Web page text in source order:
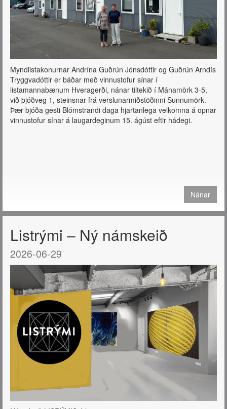
Myndlistakonurnar Andrína Guðrún Jónsdóttir og Guðrún Arndís
Tryggvadóttir er báðar með vinnustofur sínar í
listamannabænum Hveragerði, nánar tiltekið í Mánamörk 3-5,
við þjóðveg 1, steinsnar frá verslunarmiðstöðinni Sunnumörk.
Þær bjóða gesti Blómstrandi daga hjartanlega velkomna á opnar
vinnustofur sínar á laugardeginum 15. ágúst eftir hádegi.
Nánar
Listrými – Ný námskeið
2026-06-29